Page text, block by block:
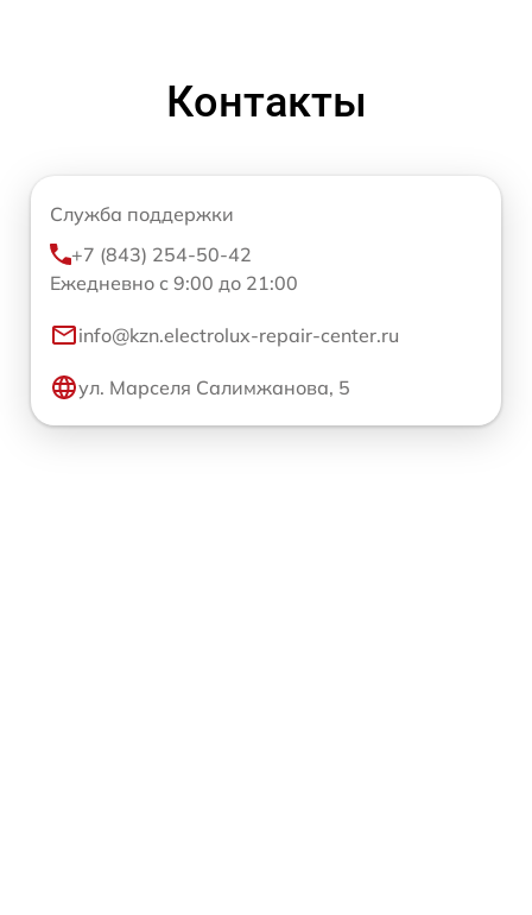
Контакты
Служба поддержки
+7 (843) 254-50-42
Ежедневно с 9:00 до 21:00
info@kzn.electrolux-repair-center.ru
ул. Марселя Салимжанова, 5